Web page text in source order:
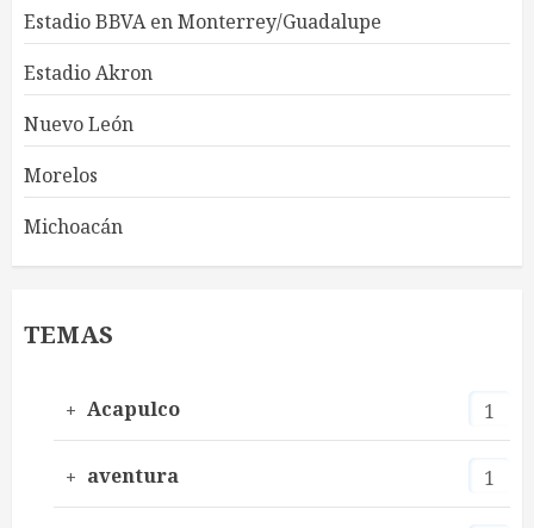
Estadio BBVA en Monterrey/Guadalupe
Estadio Akron
Nuevo León
Morelos
Michoacán
TEMAS
Acapulco 1
aventura 1